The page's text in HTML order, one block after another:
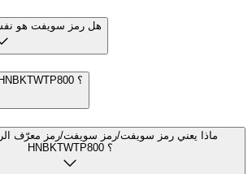
هل رمز سويفت هو
متى يجب أن أستخدم HNBKTWTP800 ؟
ماذا يعني رمز سويفت/رمز سويفت/رمز معرّف
HNBKTWTP800 ؟